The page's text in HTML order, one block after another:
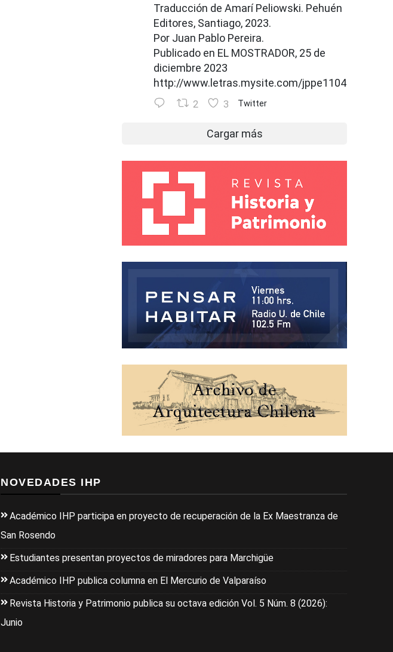
Traducción de Amarí Peliowski. Pehuén
Editores, Santiago, 2023.
Por Juan Pablo Pereira.
Publicado en EL MOSTRADOR, 25 de
diciembre 2023
http://www.letras.mysite.com/jppe110426.html
2 3 Twitter
Cargar más
NOVEDADES IHP
Académico IHP participa en proyecto de recuperación de la Ex Maestranza de
San Rosendo
Estudiantes presentan proyectos de miradores para Marchigüe
Académico IHP publica columna en El Mercurio de Valparaíso
Revista Historia y Patrimonio publica su octava edición Vol. 5 Núm. 8 (2026):
Junio